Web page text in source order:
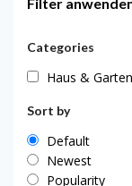
Categories
Haus & Garten
Sort by
Default
Newest
Popularity